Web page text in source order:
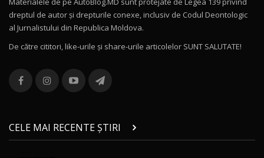
12
Noul MG HS / Test Drive AutoBlog.MD
16:48
13
combină aventura cu luxul / AutoBlog.MD
36:08
chinez care face lumea să se întoarcă după el
/ AutoBlog.MD
17:27
dreptul de autor și drepturile conexe, inclusiv de Codul Deontologic
al Jurnalistului din Republica Moldova.
De către cititori, like-urile şi share-urile articolelor SUNT SALUTATE!
CELE MAI RECENTE ȘTIRI